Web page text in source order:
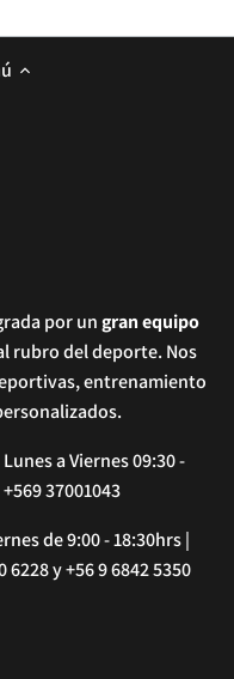
por ungran equipo
rubro del deporte. Nos
entrenamiento
a Viernes 09:30 -
37001043
de 9:00 - 18:30hrs |
6228 y +56 9 6842 5350